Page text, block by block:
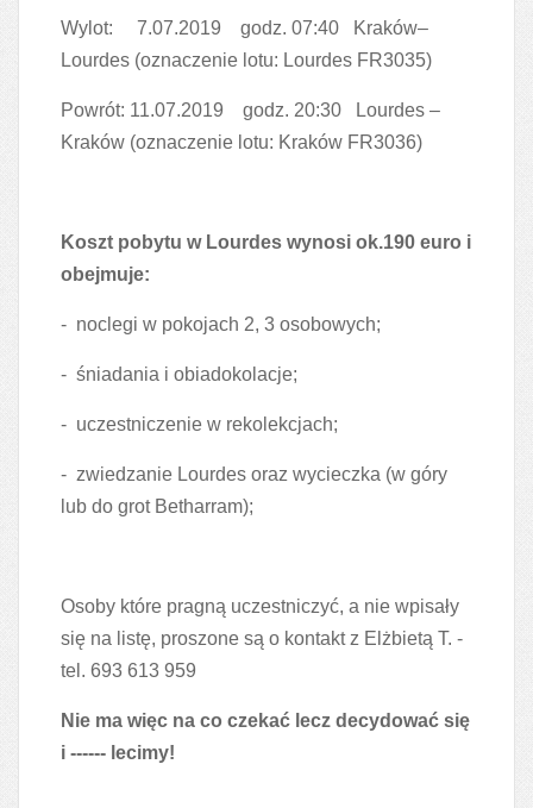
Wylot: 7.07.2019 godz. 07:40 Kraków–
Lourdes (oznaczenie lotu: Lourdes FR3035)
Powrót: 11.07.2019 godz. 20:30 Lourdes –
Kraków (oznaczenie lotu: Kraków FR3036)
Koszt pobytu w Lourdes wynosi ok.190 euro i
obejmuje:
- noclegi w pokojach 2, 3 osobowych;
- śniadania i obiadokolacje;
- uczestniczenie w rekolekcjach;
- zwiedzanie Lourdes oraz wycieczka (w góry
lub do grot Betharram);
Osoby które pragną uczestniczyć, a nie wpisały
się na listę, proszone są o kontakt z Elżbietą T. -
tel. 693 613 959
Nie ma więc na co czekać lecz decydować się
i ------ lecimy!